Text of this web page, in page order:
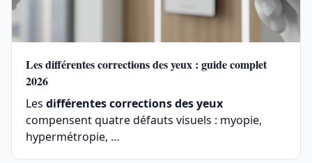
Les différentes corrections des yeux : guide complet
2026
Les différentes corrections des yeux
compensent quatre défauts visuels : myopie,
hypermétropie, …